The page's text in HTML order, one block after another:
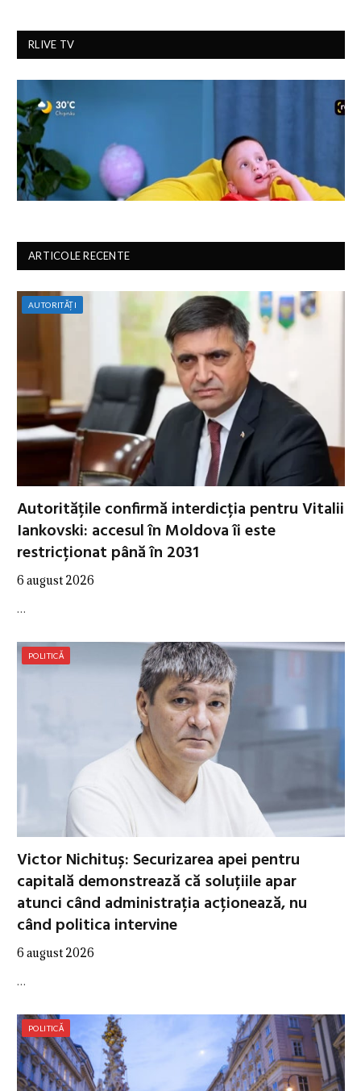
RLIVE TV
ARTICOLE RECENTE
AUTORITĂȚI
Autoritățile confirmă interdicția pentru Vitalii
Iankovski: accesul în Moldova îi este
restricționat până în 2031
6 august 2026
…
POLITICĂ
Victor Nichituș: Securizarea apei pentru
capitală demonstrează că soluțiile apar
atunci când administrația acționează, nu
când politica intervine
6 august 2026
…
POLITICĂ